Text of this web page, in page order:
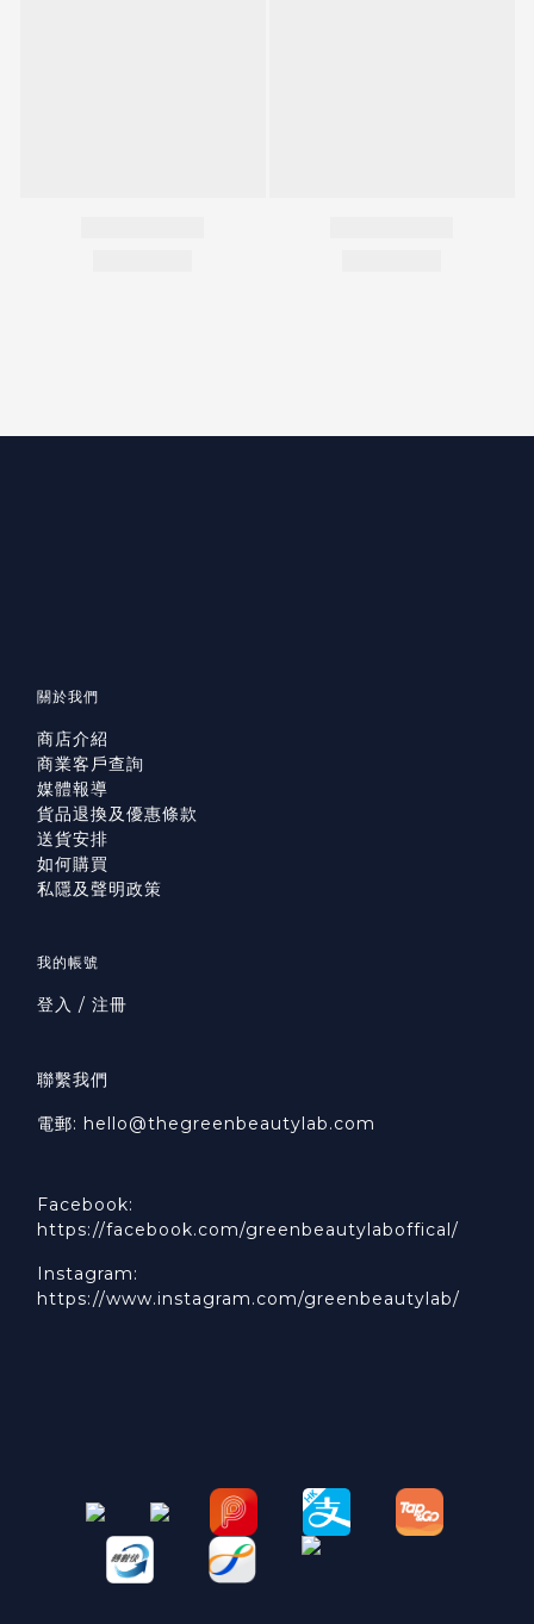
關於我們
商店介紹
商業客戶查詢
媒體報導
貨品退換及優惠條款
送貨安排
如何購買
私隱及聲明政策
我的帳號
登入 / 注冊
聯繫我們
電郵: hello@thegreenbeautylab.com
Facebook:
https://facebook.com/greenbeautylaboffical/
Instagram:
https://www.instagram.com/greenbeautylab/